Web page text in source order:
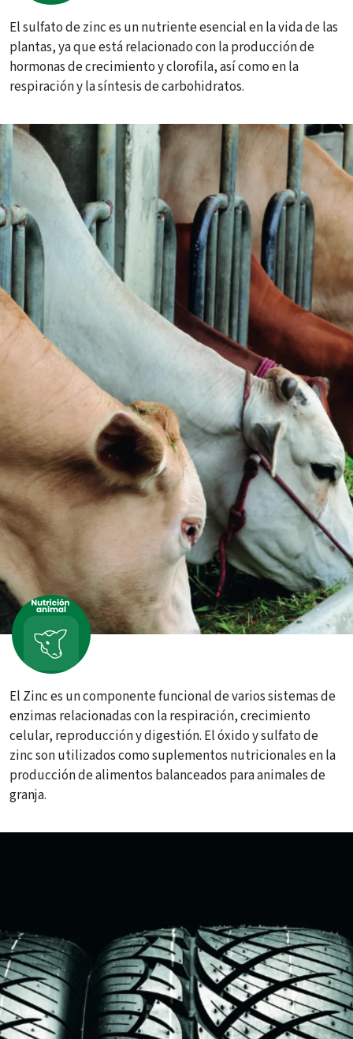
El sulfato de zinc es un nutriente esencial en la vida de las
plantas, ya que está relacionado con la producción de
hormonas de crecimiento y clorofila, así como en la
respiración y la síntesis de carbohidratos.
El Zinc es un componente funcional de varios sistemas de
enzimas relacionadas con la respiración, crecimiento
celular, reproducción y digestión. El óxido y sulfato de
zinc son utilizados como suplementos nutricionales en la
producción de alimentos balanceados para animales de
granja.